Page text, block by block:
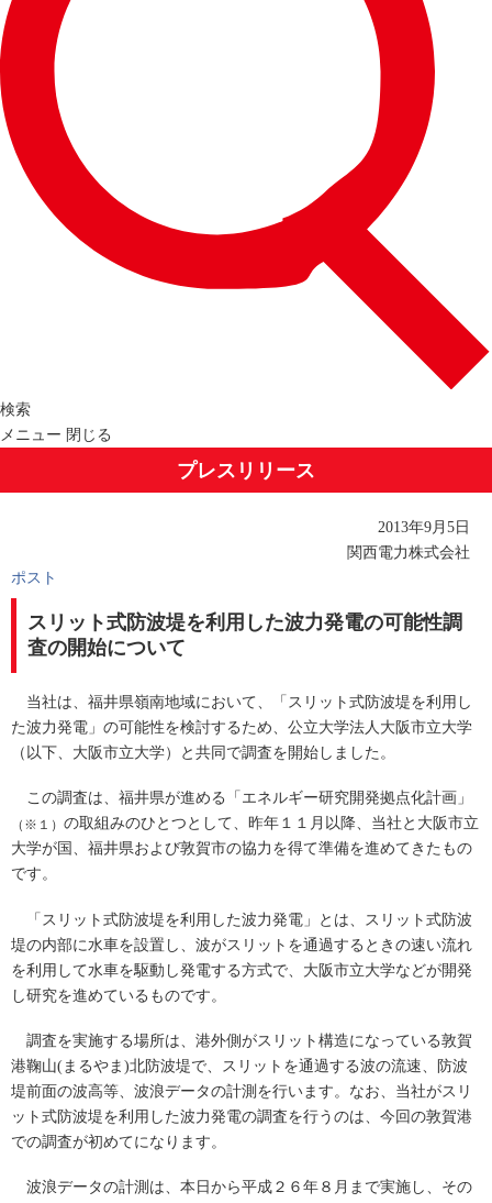
検索
メニュー 閉じる
プレスリリース
2013年9月5日
関西電力株式会社
ポスト
スリット式防波堤を利用した波力発電の可能性調
査の開始について
当社は、福井県嶺南地域において、「スリット式防波堤を利用し
た波力発電」の可能性を検討するため、公立大学法人大阪市立大学
（以下、大阪市立大学）と共同で調査を開始しました。
この調査は、福井県が進める「エネルギー研究開発拠点化計画」
（※１） の取組みのひとつとして、昨年１１月以降、当社と大阪市立
大学が国、福井県および敦賀市の協力を得て準備を進めてきたもの
です。
「スリット式防波堤を利用した波力発電」とは、スリット式防波
堤の内部に水車を設置し、波がスリットを通過するときの速い流れ
を利用して水車を駆動し発電する方式で、大阪市立大学などが開発
し研究を進めているものです。
調査を実施する場所は、港外側がスリット構造になっている敦賀
港鞠山(まるやま)北防波堤で、スリットを通過する波の流速、防波
堤前面の波高等、波浪データの計測を行います。なお、当社がスリ
ット式防波堤を利用した波力発電の調査を行うのは、今回の敦賀港
での調査が初めてになります。
波浪データの計測は、本日から平成２６年８月まで実施し、その